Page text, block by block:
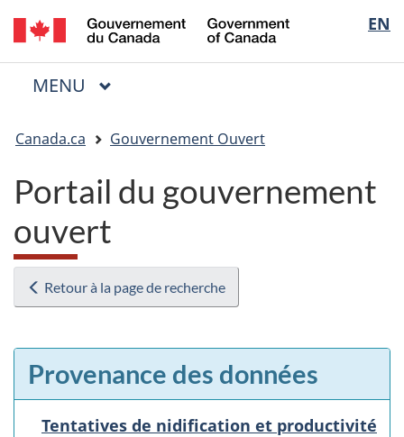
Passer
au
contenu
Passer
à
« Au
Passer
à
la
EN
of
Menu
MENU PRINCIPAL
êtes
ici
Canada.ca Gouvernement Ouvert
Portail du gouvernement
ouvert
Retour à la page de recherche
Provenance des données
Tentatives de nidification et productivité